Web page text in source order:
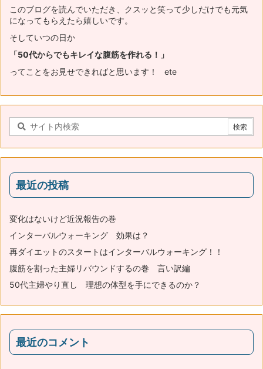
このブログを読んでいただき、 クスッと笑って少しだけでも元気
になってもらえたら嬉しいです。
そしていつの日か
「50代からでもキレイな腹筋を作れる！」
ってことをお見せできればと思います！ ete
最近の投稿
変化はないけど近況報告の巻
インターバルウォーキング 効果は？
再ダイエットのスタートはインターバルウォーキング！！
腹筋を割った主婦リバウンドするの巻 言い訳編
50代主婦やり直し 理想の体型を手にできるのか？
最近のコメント